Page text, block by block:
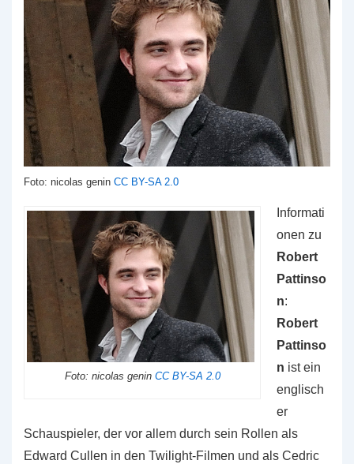
Foto: nicolas genin CC BY-SA 2.0
Foto: nicolas genin CC BY-SA 2.0
Informati
onen zu
Robert
Pattinso
n:
Robert
Pattinso
n ist ein
englisch
er
Schauspieler, der vor allem durch sein Rollen als
Edward Cullen in den Twilight-Filmen und als Cedric